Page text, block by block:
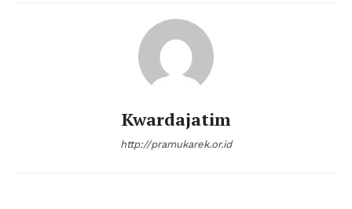
Kwardajatim
http://pramukarek.or.id